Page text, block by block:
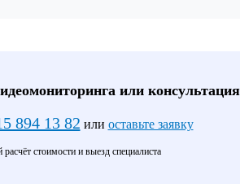
или
894 13 82 или оставьте заявку
расчёт стоимости и выезд специалиста